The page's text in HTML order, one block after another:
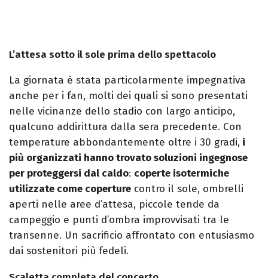
L’attesa sotto il sole prima dello spettacolo
La giornata è stata particolarmente impegnativa
anche per i fan, molti dei quali si sono presentati
nelle vicinanze dello stadio con largo anticipo,
qualcuno addirittura dalla sera precedente. Con
temperature abbondantemente oltre i 30 gradi, i
più organizzati hanno trovato soluzioni ingegnose
per proteggersi dal caldo: coperte isotermiche
utilizzate come coperture contro il sole, ombrelli
aperti nelle aree d’attesa, piccole tende da
campeggio e punti d’ombra improvvisati tra le
transenne. Un sacrificio affrontato con entusiasmo
dai sostenitori più fedeli.